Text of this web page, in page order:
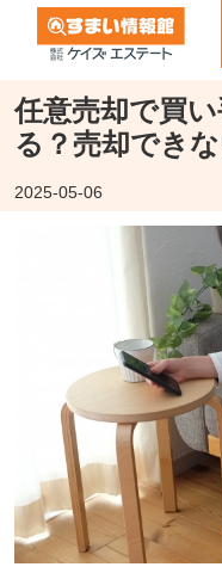
任意売却で買
る？売却でき
2025-05-06